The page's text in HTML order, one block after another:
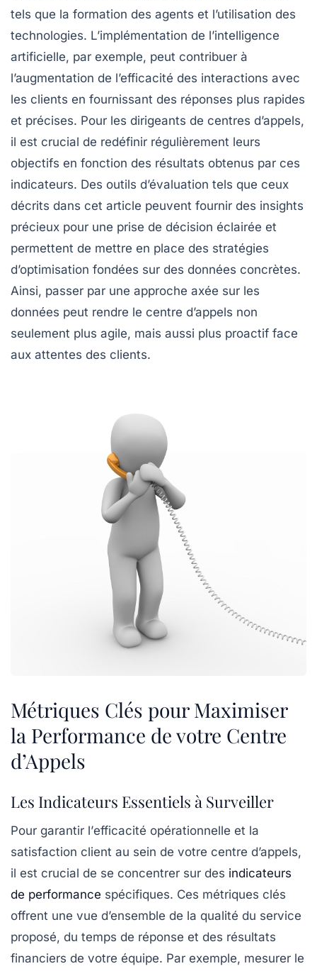
tels que la formation des agents et l’utilisation des
technologies. L’implémentation de l’intelligence
artificielle, par exemple, peut contribuer à
l’augmentation de l’efficacité des interactions avec
les clients en fournissant des réponses plus rapides
et précises. Pour les dirigeants de centres d’appels,
il est crucial de redéfinir régulièrement leurs
objectifs en fonction des résultats obtenus par ces
indicateurs. Des outils d’évaluation tels que ceux
décrits dans cet article peuvent fournir des insights
précieux pour une prise de décision éclairée et
permettent de mettre en place des stratégies
d’optimisation fondées sur des données concrètes.
Ainsi, passer par une approche axée sur les
données peut rendre le centre d’appels non
seulement plus agile, mais aussi plus proactif face
aux attentes des clients.
Métriques Clés pour Maximiser
la Performance de votre Centre
d’Appels
Les Indicateurs Essentiels à Surveiller
Pour garantir l’efficacité opérationnelle et la
satisfaction client au sein de votre centre d’appels,
il est crucial de se concentrer sur des indicateurs
de performance spécifiques. Ces métriques clés
offrent une vue d’ensemble de la qualité du service
proposé, du temps de réponse et des résultats
financiers de votre équipe. Par exemple, mesurer le